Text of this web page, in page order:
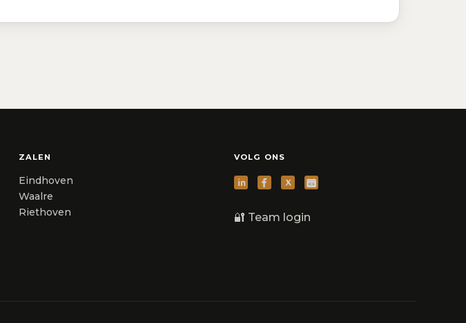
ZALEN
Eindhoven
Waalre
Riethoven
VOLG ONS
🔐 Team login